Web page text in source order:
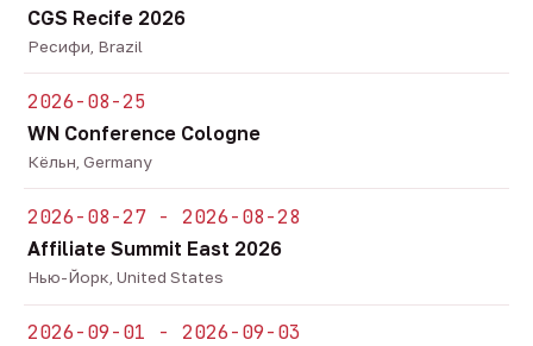
CGS Recife 2026
Ресифи, Brazil
2026-08-25
WN Conference Cologne
Кёльн, Germany
2026-08-27 - 2026-08-28
Affiliate Summit East 2026
Нью-Йорк, United States
2026-09-01 - 2026-09-03